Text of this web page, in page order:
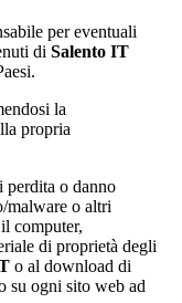
per eventuali
di Salento IT
la
propria
perdita o danno
malware o altri
computer,
di proprietà degli
o al download di
su ogni sito web ad